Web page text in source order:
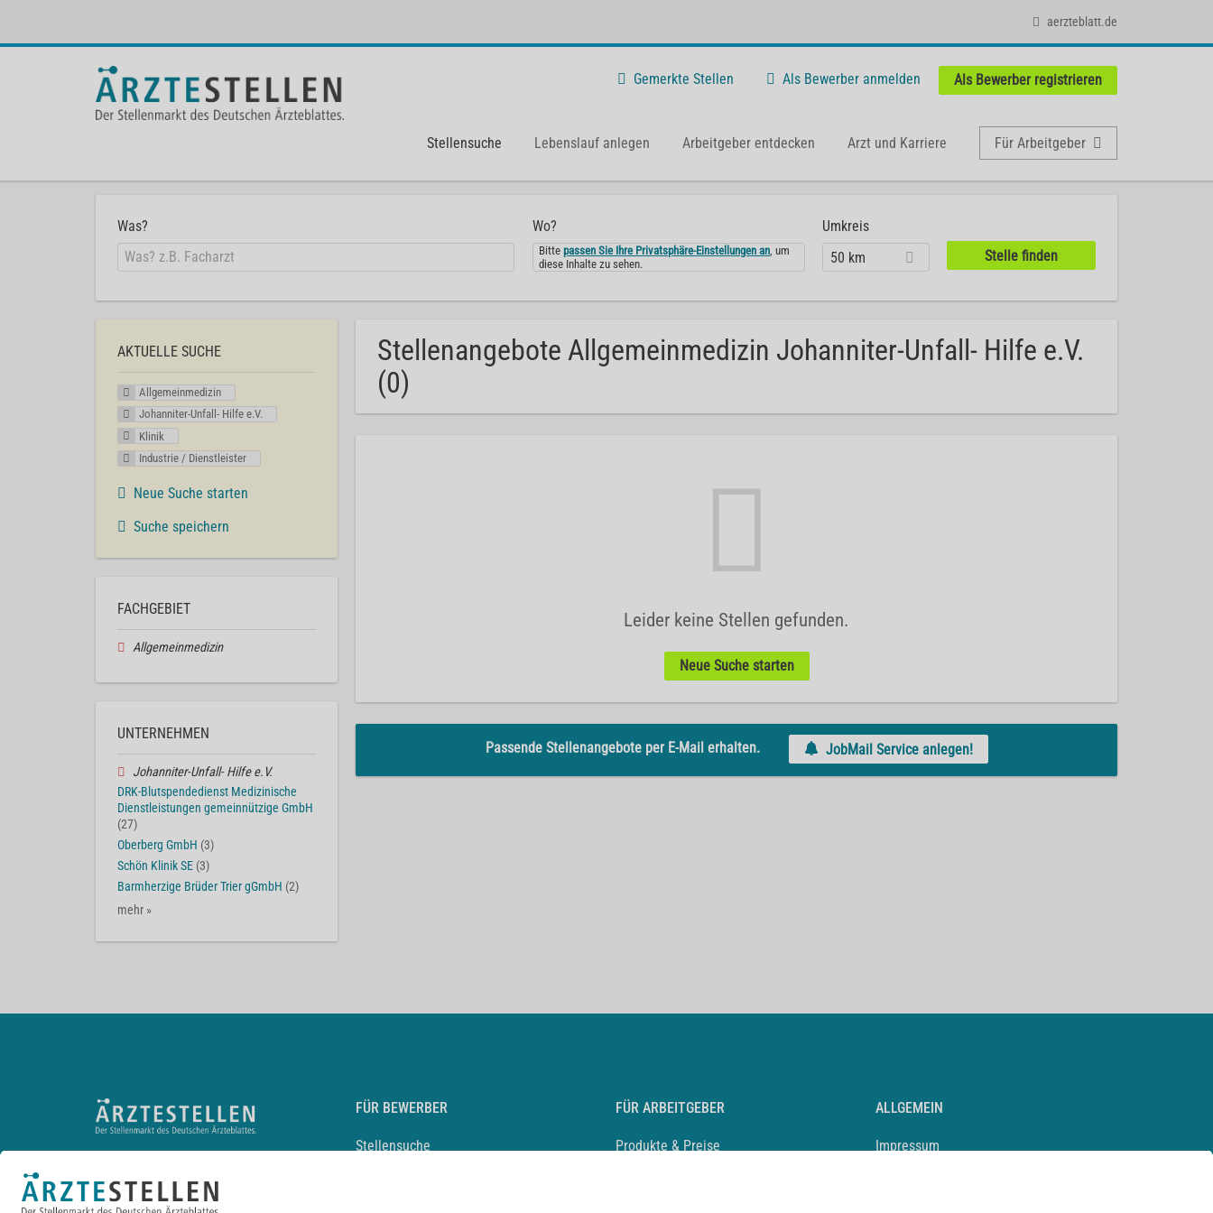
aerzteblatt.de
Gemerkte Stellen Als Bewerber anmelden Als Bewerber registrieren
Stellensuche Lebenslauf anlegen Arbeitgeber entdecken Arzt und Karriere Für Arbeitgeber
Was? Wo?
Bittepassen Sie Ihre Privatsphäre-Einstellungen an, um
diese Inhalte zu sehen.
Umkreis
50 km
Stellenangebote Allgemeinmedizin Johanniter-Unfall- Hilfe e.V.
(0)
Leider keine Stellen gefunden.
Neue Suche starten
Passende Stellenangebote per E-Mail erhalten. JobMail Service anlegen!
AKTUELLE SUCHE
Allgemeinmedizin
Johanniter-Unfall- Hilfe e.V.
Klinik
Industrie / Dienstleister
Neue Suche starten
Suche speichern
FACHGEBIET
Allgemeinmedizin
UNTERNEHMEN
Johanniter-Unfall- Hilfe e.V.
DRK-Blutspendedienst Medizinische
Dienstleistungen gemeinnützige GmbH
(27)
Oberberg GmbH (3)
Schön Klinik SE (3)
Barmherzige Brüder Trier gGmbH (2)
mehr »
FÜR BEWERBER
Stellensuche
FÜR ARBEITGEBER
Produkte & Preise
ALLGEMEIN
Impressum